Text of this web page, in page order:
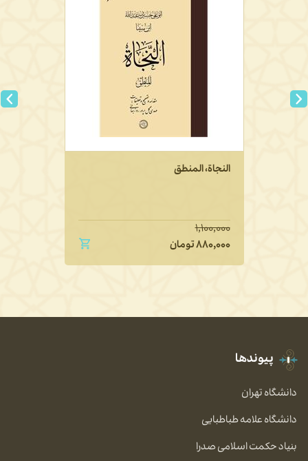
النجاة، المنطق
۱,۱۰۰,۰۰۰
۸۸۰,۰۰۰تومان
پیوندها
دانشگاه تهران
دانشگاه علامه طباطبایی
بنیاد حکمت اسلامی صدرا